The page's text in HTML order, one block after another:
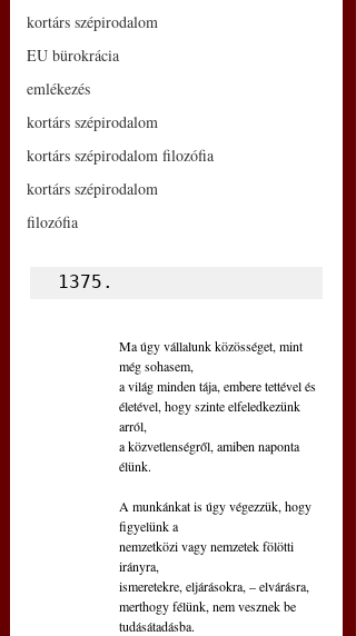
kortárs szépirodalom
EU bürokrácia
emlékezés
kortárs szépirodalom
kortárs szépirodalom filozófia
kortárs szépirodalom
filozófia
1375.
Ma úgy vállalunk közösséget, mint
még sohasem,
a világ minden tája, embere tettével és
életével, hogy szinte elfeledkezünk
arról,
a közvetlenségről, amiben naponta
élünk.
A munkánkat is úgy végezzük, hogy
figyelünk a
nemzetközi vagy nemzetek fölötti
irányra,
ismeretekre, eljárásokra, – elvárásra,
merthogy félünk, nem vesznek be
tudásátadásba.